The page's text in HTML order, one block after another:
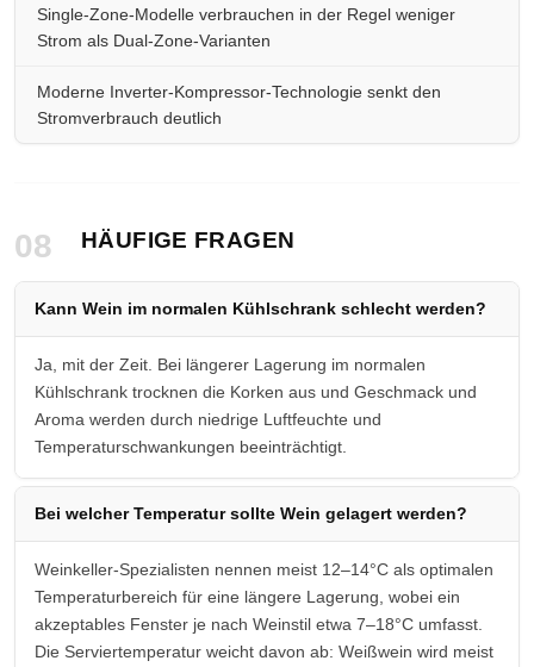
Single-Zone-Modelle verbrauchen in der Regel weniger
Strom als Dual-Zone-Varianten
Moderne Inverter-Kompressor-Technologie senkt den
Stromverbrauch deutlich
08 HÄUFIGE FRAGEN
Kann Wein im normalen Kühlschrank schlecht werden?
Ja, mit der Zeit. Bei längerer Lagerung im normalen
Kühlschrank trocknen die Korken aus und Geschmack und
Aroma werden durch niedrige Luftfeuchte und
Temperaturschwankungen beeinträchtigt.
Bei welcher Temperatur sollte Wein gelagert werden?
Weinkeller-Spezialisten nennen meist 12–14°C als optimalen
Temperaturbereich für eine längere Lagerung, wobei ein
akzeptables Fenster je nach Weinstil etwa 7–18°C umfasst.
Die Serviertemperatur weicht davon ab: Weißwein wird meist